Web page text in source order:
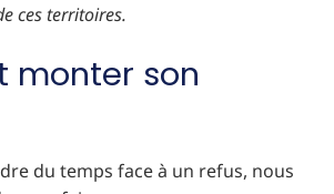
ces territoires.
monter son
du temps face à un refus, nous